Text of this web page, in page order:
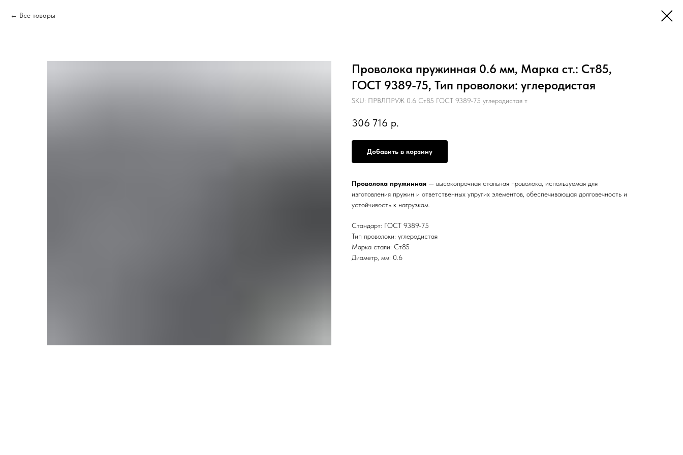
Все товары
Проволока пружинная 0.6 мм, Марка ст.: Ст85,
ГОСТ 9389-75, Тип проволоки: углеродистая
SKU: ПРВЛПРУЖ 0.6 Ст85 ГОСТ 9389-75 углеродистая т
306 716 р.
Добавить в корзину
Проволока пружинная — высокопрочная стальная проволока, используемая для
изготовления пружин и ответственных упругих элементов, обеспечивающая долговечность и
устойчивость к нагрузкам.
Стандарт: ГОСТ 9389-75
Тип проволоки: углеродистая
Марка стали: Ст85
Диаметр, мм: 0.6